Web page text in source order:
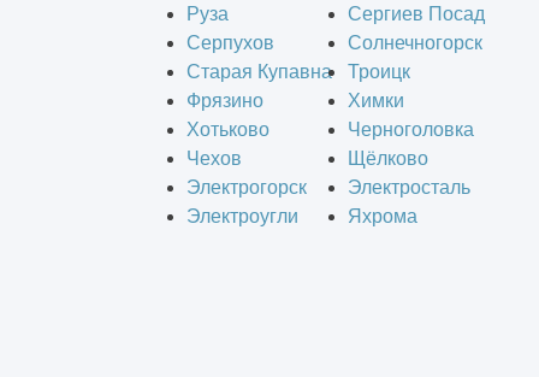
Руза
Сергиев Посад
Серпухов
Солнечногорск
Старая Купавна
Троицк
Фрязино
Химки
Хотьково
Черноголовка
Чехов
Щёлково
Электрогорск
Электросталь
Электроугли
Яхрома